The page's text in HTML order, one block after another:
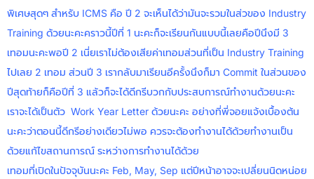
พิเศษสุดๆ สำหรับ ICMS คือ ปี 2 จะเห็นได้ว่ามันจะรวมในส่วของ Industry
Training ด้วยนะคะคราวนี้ปีที่ 1 นะคะก็จะเรียนกันแบบนี้เลยคือปีนึงมี 3
เทอมนะคะพอปี 2 เนี่ยเราไม่ต้องเสียค่าเทอมส่วนที่เป็น Industry Training
ไปเลย 2 เทอม ส่วนปี 3 เรากลับมาเรียนอีครั้งนึงก็มา Commit ในส่วนของ
ปีสุดท้ายก็คือปีที่ 3 แล้วก็จะได้ดีกรีบวกกับประสบการณ์ทำงานด้วยนะคะ
เราจะได้เป็นตัว Work Year Letter ด้วยนะคะ อย่างที่พี่จอยแจ้งเบื้องต้น
นะคะว่าตอนนี้ดีกรีอย่างเดียวไม่พอ ควรจะต้องทำงานได้ด้วยทำงานเป็น
ด้วยแก้ไขสถานการณ์ ระหว่างการทำงานได้ด้วย
เทอมที่เปิดในปัจจุบันนะคะ Feb, May, Sep แต่ปีหน้าอาจจะเปลี่ยนนิดหน่อย